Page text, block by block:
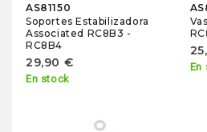
AS81150
Soportes Estabilizadora
Associated RC8B3 -
RC8B4
29,90 €
En stock
En